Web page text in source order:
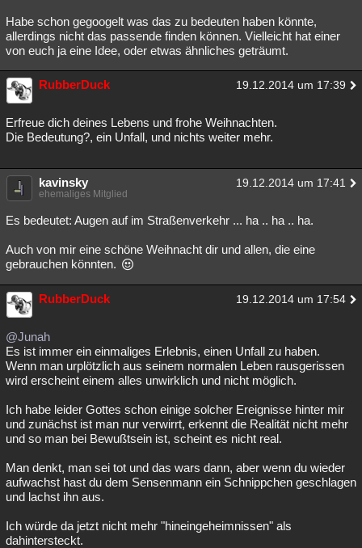
Habe schon gegoogelt was das zu bedeuten haben könnte,
allerdings nicht das passende finden können. Vielleicht hat einer
von euch ja eine Idee, oder etwas ähnliches geträumt.
RubberDuck 19.12.2014 um 17:39
Erfreue dich deines Lebens und frohe Weihnachten.
Die Bedeutung?, ein Unfall, und nichts weiter mehr.
kavinsky 19.12.2014 um 17:41
ehemaliges Mitglied
Es bedeutet: Augen auf im Straßenverkehr ... ha .. ha .. ha.
Auch von mir eine schöne Weihnacht dir und allen, die eine
gebrauchen könnten.
RubberDuck 19.12.2014 um 17:54
@Junah
Es ist immer ein einmaliges Erlebnis, einen Unfall zu haben.
Wenn man urplötzlich aus seinem normalen Leben rausgerissen
wird erscheint einem alles unwirklich und nicht möglich.
Ich habe leider Gottes schon einige solcher Ereignisse hinter mir
und zunächst ist man nur verwirrt, erkennt die Realität nicht mehr
und so man bei Bewußtsein ist, scheint es nicht real.
Man denkt, man sei tot und das wars dann, aber wenn du wieder
aufwachst hast du dem Sensenmann ein Schnippchen geschlagen
und lachst ihn aus.
Ich würde da jetzt nicht mehr "hineingeheimnissen" als
dahintersteckt.